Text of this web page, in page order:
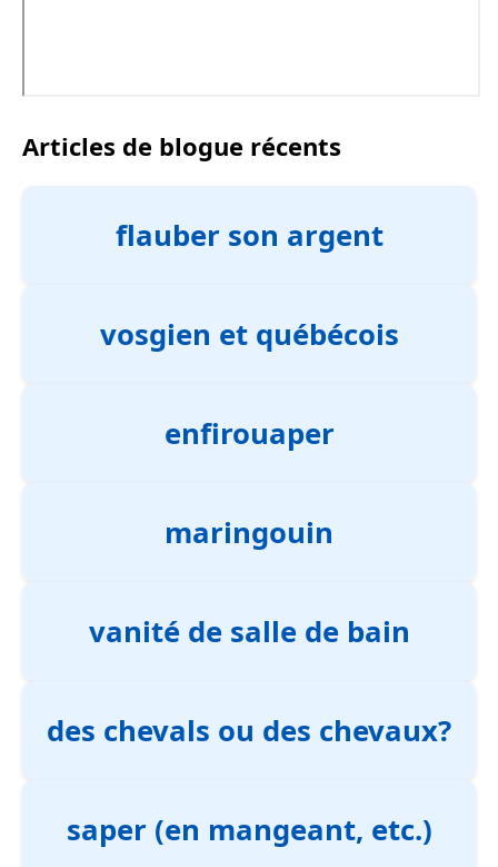
Articles de blogue récents
flauber son argent
vosgien et québécois
enfirouaper
maringouin
vanité de salle de bain
des chevals ou des chevaux?
saper (en mangeant, etc.)